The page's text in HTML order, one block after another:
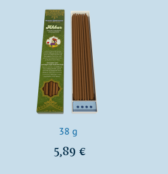
38 g
5,89 €